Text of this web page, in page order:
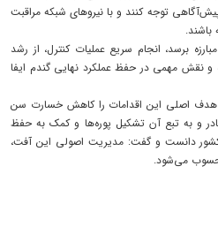
توجه کنند و با نیروهای شبکه مراقبت
برسد، انجام سریع عملیات کنترل، از رشد
و نقش مهمی در حفظ عملکرد نهایی گندم ایفا
هدف اصلی این اقدامات را کاهش خسارت سن
و به تبع آن تشکیل پوره‌ها و کمک به حفظ
کشور دانست و گفت: مدیریت اصولی این آفت،
می‌شود.